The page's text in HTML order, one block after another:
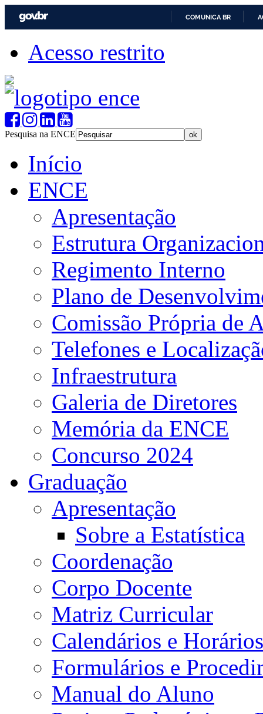
COMUNICA BR
Acesso restrito
Pesquisa na ENCE
Início
ENCE
Apresentação
Estrutura
Regimento Interno
Plano de
Comissão Própria de
Telefones e
Infraestrutura
Galeria de Diretores
Memória da ENCE
Concurso 2024
Graduação
Apresentação
Sobre a Estatística
Coordenação
Corpo Docente
Matriz Curricular
Calendários e Horários
Formulários e
Manual do Aluno